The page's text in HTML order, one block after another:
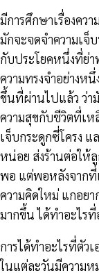
มีการศึกษาเรื่องคว
มักจะจดจำความเจ็
กับประโยคหนึ่งที่ย่า
ความทรงจำอย่างห
ขึ้นที่ผ่านไปแล้ว ว่า
ความสุขกับชีวิตที่เ
เจ็บกระดูกซี่โครง
หน่อย ส่งร้านต่อให้
พอ แต่พอหลังจากที่
ความคิดใหม่ แกอย
มากขึ้น ได้ทำอะไร
การได้ทำอะไรที่ตัว
ในแต่ละวันมีความห